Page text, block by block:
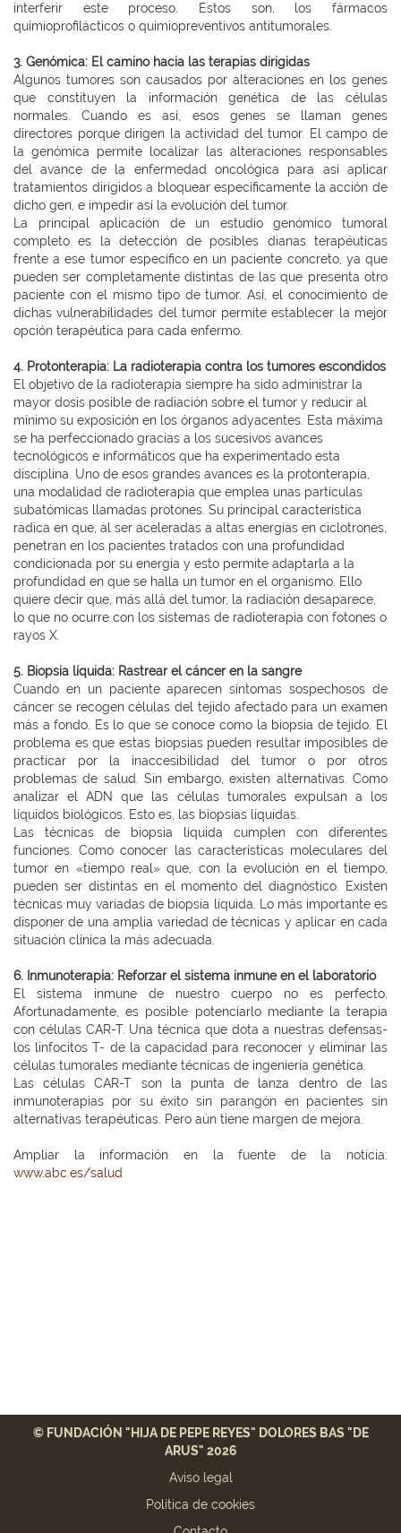
interferir este proceso. Estos son, los fármacos
quimioprofilácticos o quimiopreventivos antitumorales.
3. Genómica: El camino hacia las terapias dirigidas
Algunos tumores son causados por alteraciones en los genes
que constituyen la información genética de las células
normales. Cuando es así, esos genes se llaman genes
directores porque dirigen la actividad del tumor. El campo de
la genómica permite localizar las alteraciones responsables
del avance de la enfermedad oncológica para así aplicar
tratamientos dirigidos a bloquear específicamente la acción de
dicho gen, e impedir así la evolución del tumor.
La principal aplicación de un estudio genómico tumoral
completo es la detección de posibles dianas terapéuticas
frente a ese tumor específico en un paciente concreto, ya que
pueden ser completamente distintas de las que presenta otro
paciente con el mismo tipo de tumor. Así, el conocimiento de
dichas vulnerabilidades del tumor permite establecer la mejor
opción terapéutica para cada enfermo.
4. Protonterapia: La radioterapia contra los tumores escondidos
El objetivo de la radioterapia siempre ha sido administrar la
mayor dosis posible de radiación sobre el tumor y reducir al
mínimo su exposición en los órganos adyacentes. Esta máxima
se ha perfeccionado gracias a los sucesivos avances
tecnológicos e informáticos que ha experimentado esta
disciplina. Uno de esos grandes avances es la protonterapia,
una modalidad de radioterapia que emplea unas partículas
subatómicas llamadas protones. Su principal característica
radica en que, al ser aceleradas a altas energías en ciclotrones,
penetran en los pacientes tratados con una profundidad
condicionada por su energía y esto permite adaptarla a la
profundidad en que se halla un tumor en el organismo. Ello
quiere decir que, más allá del tumor, la radiación desaparece,
lo que no ocurre con los sistemas de radioterapia con fotones o
rayos X.
5. Biopsia líquida: Rastrear el cáncer en la sangre
Cuando en un paciente aparecen síntomas sospechosos de
cáncer se recogen células del tejido afectado para un examen
más a fondo. Es lo que se conoce como la biopsia de tejido. El
problema es que estas biopsias pueden resultar imposibles de
practicar por la inaccesibilidad del tumor o por otros
problemas de salud. Sin embargo, existen alternativas. Como
analizar el ADN que las células tumorales expulsan a los
líquidos biológicos. Esto es, las biopsias líquidas.
Las técnicas de biopsia líquida cumplen con diferentes
funciones. Como conocer las características moleculares del
tumor en «tiempo real» que, con la evolución en el tiempo,
pueden ser distintas en el momento del diagnóstico. Existen
técnicas muy variadas de biopsia líquida. Lo más importante es
disponer de una amplia variedad de técnicas y aplicar en cada
situación clínica la más adecuada.
6. Inmunoterapia: Reforzar el sistema inmune en el laboratorio
El sistema inmune de nuestro cuerpo no es perfecto.
Afortunadamente, es posible potenciarlo mediante la terapia
con células CAR-T. Una técnica que dota a nuestras defensas-
los linfocitos T- de la capacidad para reconocer y eliminar las
células tumorales mediante técnicas de ingeniería genética.
Las células CAR-T son la punta de lanza dentro de las
inmunoterapias por su éxito sin parangón en pacientes sin
alternativas terapéuticas. Pero aún tiene margen de mejora.
Ampliar la información en la fuente de la noticia:
www.abc.es/salud
© FUNDACIÓN "HIJA DE PEPE REYES" DOLORES BAS "DE
ARUS" 2026
Aviso legal
Política de cookies